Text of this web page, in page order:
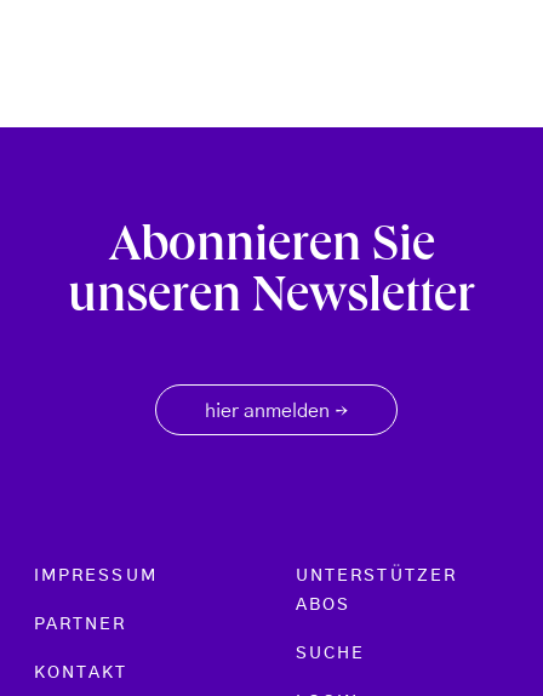
Abonnieren Sie
unseren Newsletter
hier anmelden →
Footer menu
IMPRESSUM
PARTNER
KONTAKT
UNTERSTÜTZER
ABOS
SUCHE